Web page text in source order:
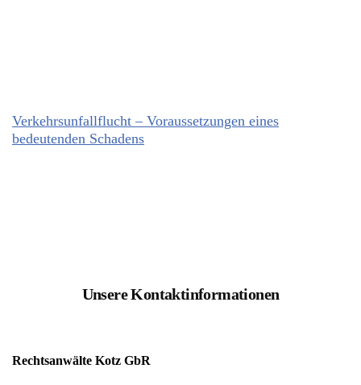
Verkehrsunfallflucht – Voraussetzungen eines
bedeutenden Schadens
Unsere Kontaktinformationen
Rechtsanwälte Kotz GbR